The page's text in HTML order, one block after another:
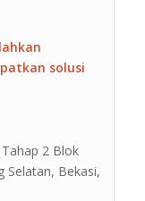
solusi
2 Blok
Selatan, Bekasi,